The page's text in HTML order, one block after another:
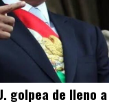
golpea de lleno a